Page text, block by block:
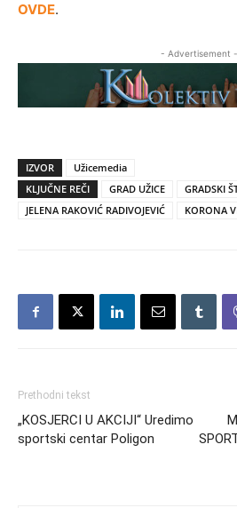
OVDE.
- Advertisement -
IZVOR
Užicemedia
KLJUČNE REČI
GRAD UŽICE
GRADSKI
JELENA RAKOVIĆ RADIVOJEVIĆ
KORONA
Prethodni tekst
„KOSJERCI U AKCIJI“ Uredimo
sportski centar Poligon